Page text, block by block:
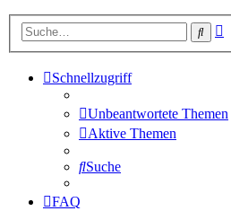
Suche
Schnellzugriff
Unbeantwortete Themen
Aktive Themen
Suche
FAQ